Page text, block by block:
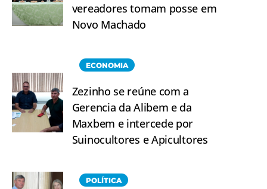
vereadores tomam posse em
Novo Machado
ECONOMIA
Zezinho se reúne com a
Gerencia da Alibem e da
Maxbem e intercede por
Suinocultores e Apicultores
POLÍTICA